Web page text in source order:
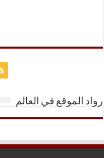
رواد الموقع في العالم